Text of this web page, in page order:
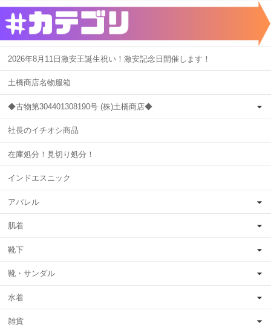
2026年8月11日激安王誕生祝い！激安記念日開催します！
土橋商店名物服箱
◆古物第304401308190号 (株)土橋商店◆
社長のイチオシ商品
在庫処分！見切り処分！
インドエスニック
アパレル
肌着
靴下
靴・サンダル
水着
雑貨